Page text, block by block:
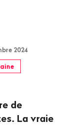
2024
de
La vraie